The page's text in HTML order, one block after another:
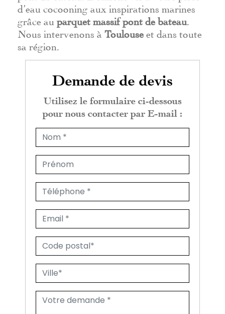
d’eau cocooning aux inspirations marines
grâce au parquet massif pont de bateau
Nous intervenons à Toulouse et dans toute
sa région.
Demande de devis
Utilisez le formulaire ci-dessous
pour nous contacter par E-mail :